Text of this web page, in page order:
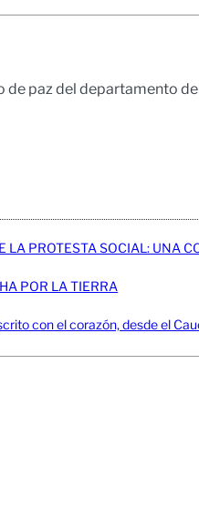
paz del departamento
PROTESTA SOCIAL: UNA
POR LA TIERRA
con el corazón, desde el